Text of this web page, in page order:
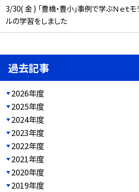
3/30( 金 ) 「豊橋・豊小」事例で学ぶＮｅｔ
ルの学習をしました
過去記事
2026年度
2025年度
2024年度
2023年度
2022年度
2021年度
2020年度
2019年度